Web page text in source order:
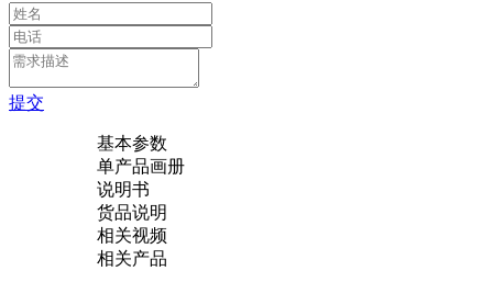
提交
基本参数
单产品画册
说明书
货品说明
相关视频
相关产品